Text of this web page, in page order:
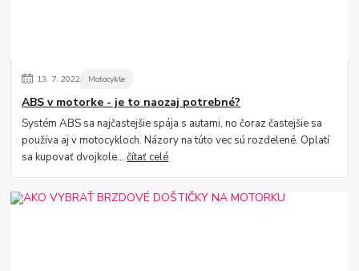
13. 7. 2022 Motocykle
ABS v motorke - je to naozaj potrebné?
Systém ABS sa najčastejšie spája s autami, no čoraz častejšie sa
používa aj v motocykloch. Názory na túto vec sú rozdelené. Oplatí
sa kupovať dvojkole...čítať celé